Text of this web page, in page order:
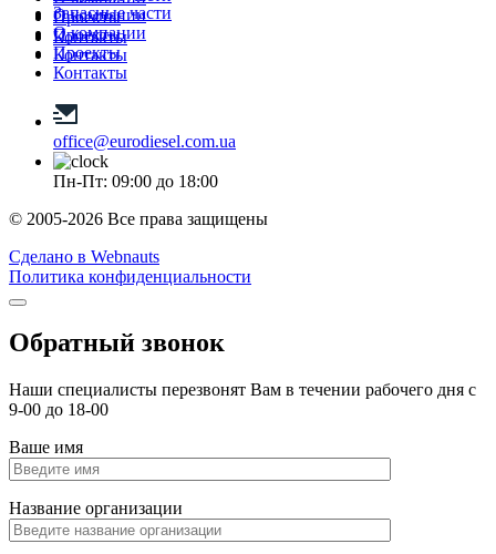
Проекты
Контакты
О компании
Проекты
Контакты
Запасные части
О компании
Проекты
Контакты
office@eurodiesel.com.ua
Пн-Пт: 09:00 до 18:00
© 2005-2026 Все права защищены
Сделано в Webnauts
Политика конфиденциальности
Обратный звонок
Наши специалисты перезвонят Вам в течении рабочего дня с
9-00 до 18-00
Ваше имя
Название организации